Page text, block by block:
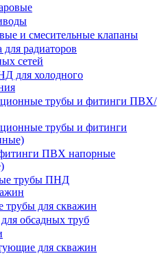
и смесительные клапаны
для радиаторов
сетей
для холодного
трубы и фитинги ПВХ/
трубы и фитинги
ПВХ напорные
трубы ПНД
трубы для скважин
обсадных труб
для скважин